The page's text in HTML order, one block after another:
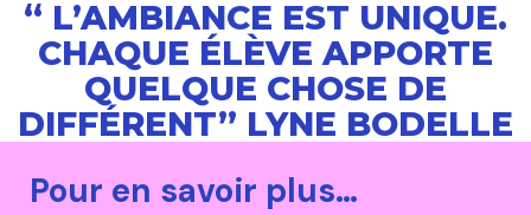
“ L’AMBIANCE EST UNIQUE.
CHAQUE ÉLÈVE APPORTE
QUELQUE CHOSE DE
DIFFÉRENT” LYNE BODELLE
Pour en savoir plus…